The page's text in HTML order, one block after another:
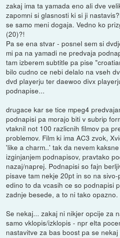
zakaj ima ta yamada eno ali dve
zapomni si glasnosti ki si ji
se samo meni dogaja. Vedno ko
(20)?!
Pa se ena stvar - posnel sem si
mi pa na yamadi ne predvaja
tam izberem subtitle pa pise
bilo cudno ce nebi delalo na vseh
dvd playerju ter daewoo divx
podnapise...
drugace kar se tice mpeg4
podnapisi pa morajo biti v subrip
vtaknil not 100 razlicnih filmov pa
problemov. Film ki ima AC3 zvok,
'like a charm..' tak da nevem
izginjanjem podnapisov, pravtako
nazaj/naprej. Podnapisi so fajn
pisave tam nekje 20pt in so na
edino to da vcasih ce so podnapisi
zadnje besede, a to ni tako opazno.
Se nekaj... zakaj ni nikjer opcije za
samo vklopis/izklopis - npr elta
nastavitve za bas boost pa se